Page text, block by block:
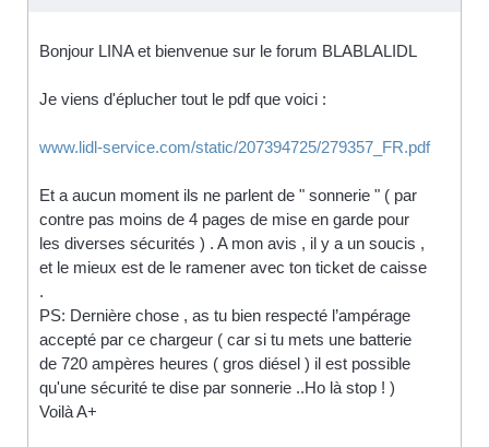
Bonjour LINA et bienvenue sur le forum BLABLALIDL
Je viens d'éplucher tout le pdf que voici :
www.lidl-service.com/static/207394725/279357_FR.pdf
Et a aucun moment ils ne parlent de " sonnerie " ( par
contre pas moins de 4 pages de mise en garde pour
les diverses sécurités ) . A mon avis , il y a un soucis ,
et le mieux est de le ramener avec ton ticket de caisse
.
PS: Dernière chose , as tu bien respecté l’ampérage
accepté par ce chargeur ( car si tu mets une batterie
de 720 ampères heures ( gros diésel ) il est possible
qu'une sécurité te dise par sonnerie ..Ho là stop ! )
Voilà A+